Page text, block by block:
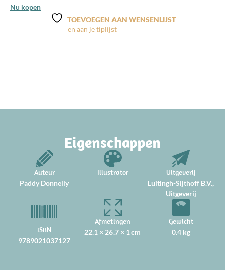
Nu kopen
TOEVOEGEN AAN WENSENLIJST
Eigenschappen
Auteur
Paddy Donnelly
Illustrator Uitgeverij
Luitingh-Sijthoff B.V.,
Uitgeverij
ISBN
9789021037127
Afmetingen
22.1 × 26.7 × 1 cm
Gewicht
0.4 kg